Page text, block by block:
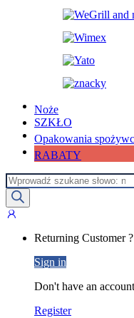
Noże
SZKŁO
Opakowania
RABATY
Wyszukiwarka
produktów
Returning Customer ?
Sign in
Don't have an
Register